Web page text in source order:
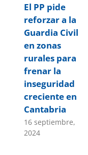
El PP pide
reforzar a la
Guardia Civil
en zonas
rurales para
frenar la
inseguridad
creciente en
Cantabria
16 septiembre,
2024